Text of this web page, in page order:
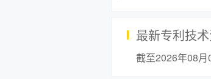
最新专利技
截至2026年08月